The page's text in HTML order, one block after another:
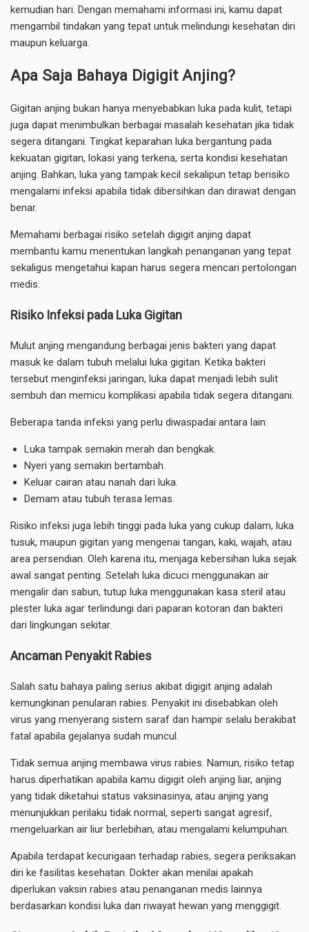
kemudian hari. Dengan memahami informasi ini, kamu dapat
mengambil tindakan yang tepat untuk melindungi kesehatan diri
maupun keluarga.
Apa Saja Bahaya Digigit Anjing?
Gigitan anjing bukan hanya menyebabkan luka pada kulit, tetapi
juga dapat menimbulkan berbagai masalah kesehatan jika tidak
segera ditangani. Tingkat keparahan luka bergantung pada
kekuatan gigitan, lokasi yang terkena, serta kondisi kesehatan
anjing. Bahkan, luka yang tampak kecil sekalipun tetap berisiko
mengalami infeksi apabila tidak dibersihkan dan dirawat dengan
benar.
Memahami berbagai risiko setelah digigit anjing dapat
membantu kamu menentukan langkah penanganan yang tepat
sekaligus mengetahui kapan harus segera mencari pertolongan
medis.
Risiko Infeksi pada Luka Gigitan
Mulut anjing mengandung berbagai jenis bakteri yang dapat
masuk ke dalam tubuh melalui luka gigitan. Ketika bakteri
tersebut menginfeksi jaringan, luka dapat menjadi lebih sulit
sembuh dan memicu komplikasi apabila tidak segera ditangani.
Beberapa tanda infeksi yang perlu diwaspadai antara lain:
Luka tampak semakin merah dan bengkak.
Nyeri yang semakin bertambah.
Keluar cairan atau nanah dari luka.
Demam atau tubuh terasa lemas.
Risiko infeksi juga lebih tinggi pada luka yang cukup dalam, luka
tusuk, maupun gigitan yang mengenai tangan, kaki, wajah, atau
area persendian. Oleh karena itu, menjaga kebersihan luka sejak
awal sangat penting. Setelah luka dicuci menggunakan air
mengalir dan sabun, tutup luka menggunakan kasa steril atau
plester luka agar terlindungi dari paparan kotoran dan bakteri
dari lingkungan sekitar.
Ancaman Penyakit Rabies
Salah satu bahaya paling serius akibat digigit anjing adalah
kemungkinan penularan rabies. Penyakit ini disebabkan oleh
virus yang menyerang sistem saraf dan hampir selalu berakibat
fatal apabila gejalanya sudah muncul.
Tidak semua anjing membawa virus rabies. Namun, risiko tetap
harus diperhatikan apabila kamu digigit oleh anjing liar, anjing
yang tidak diketahui status vaksinasinya, atau anjing yang
menunjukkan perilaku tidak normal, seperti sangat agresif,
mengeluarkan air liur berlebihan, atau mengalami kelumpuhan.
Apabila terdapat kecurigaan terhadap rabies, segera periksakan
diri ke fasilitas kesehatan. Dokter akan menilai apakah
diperlukan vaksin rabies atau penanganan medis lainnya
berdasarkan kondisi luka dan riwayat hewan yang menggigit.